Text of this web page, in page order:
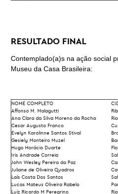
RESULTADO FINAL
Contemplado(a)s na ação social
Museu da Casa Brasileira:
NOME COMPLETO
Affonso M. Malagutti
Ana Clara da Silva Moreno da Rocha
Cesar Augusto Franco
Evelyn Karolinne Santos Stival
Gesiely Monteiro Muzel
Hugo Horácio Duarte
Iris Andrade Correia
John Wesley Pereira da Paz
Juliane de Oliveira Quadros
Laís Costa Dos Santos
Lucas Mateus Oliveira Rabelo
Luiz Ricardo M Peregrino